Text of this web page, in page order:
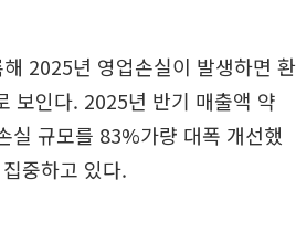
2025년 영업손실이 발생하면 환
보인다. 2025년 반기 매출액 약
실 규모를 83%가량 대폭 개선했
중하고 있다.